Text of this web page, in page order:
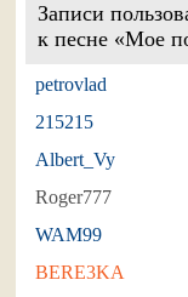
Записи
к песне «Мое
petrovlad
215215
Albert_Vy
Roger777
WAM99
BERE3KA